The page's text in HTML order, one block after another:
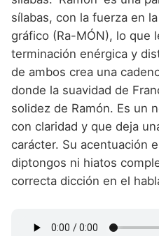
sílabas, con la fuerza en
gráfico (Ra-MÓN), lo que
terminación enérgica y
de ambos crea una
donde la suavidad de
solidez de Ramón. Es un
con claridad y que deja
carácter. Su acentuación
diptongos ni hiatos
correcta dicción en el